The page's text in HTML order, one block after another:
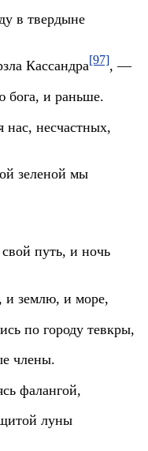
в твердыне
Кассандра[97], —
бога, и раньше.
нас, несчастных,
зеленой мы
путь, и ночь
и землю, и море,
по городу тевкры,
члены.
фалангой,
луны